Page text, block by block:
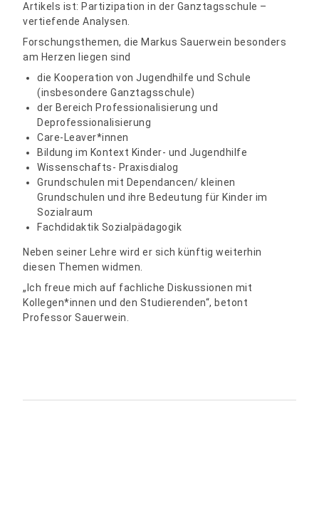
Artikels ist: Partizipation in der Ganztagsschule –
vertiefende Analysen.
Forschungsthemen, die Markus Sauerwein besonders
am Herzen liegen sind
die Kooperation von Jugendhilfe und Schule
(insbesondere Ganztagsschule)
der Bereich Professionalisierung und
Deprofessionalisierung
Care-Leaver*innen
Bildung im Kontext Kinder- und Jugendhilfe
Wissenschafts- Praxisdialog
Grundschulen mit Dependancen/ kleinen
Grundschulen und ihre Bedeutung für Kinder im
Sozialraum
Fachdidaktik Sozialpädagogik
Neben seiner Lehre wird er sich künftig weiterhin
diesen Themen widmen.
„Ich freue mich auf fachliche Diskussionen mit
Kollegen*innen und den Studierenden“, betont
Professor Sauerwein.